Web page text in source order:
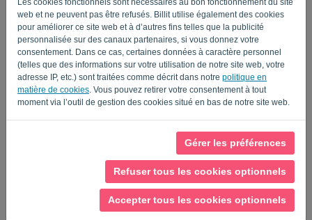
web et ne peuvent pas être refusés. Billit utilise également des cookies
pour améliorer ce site web et à d’autres fins telles que la publicité
personnalisée sur des canaux partenaires, si vous donnez votre
consentement. Dans ce cas, certaines données à caractère personnel
(telles que des informations sur votre utilisation de notre site web, votre
adresse IP, etc.) sont traitées comme décrit dans notre politique en
matière de cookies . Vous pouvez retirer votre consentement à tout
moment via l’outil de gestion des cookies situé en bas de notre site web.
Gérer les préférences
Refuser tous les cookies optionnels
Accepter tous les cookies optionnels
CONNEXION